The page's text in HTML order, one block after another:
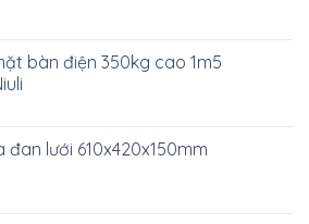
bàn điện 350kg cao 1m5
đan lưới 610x420x150mm